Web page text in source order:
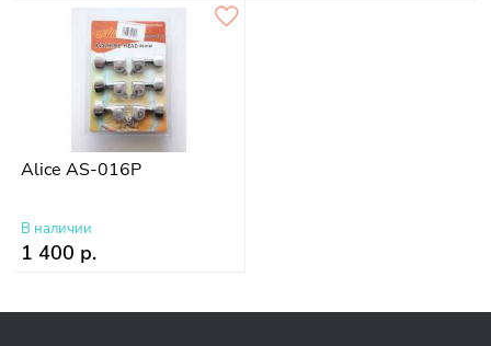
Alice AS-016P
В наличии
1 400 р.